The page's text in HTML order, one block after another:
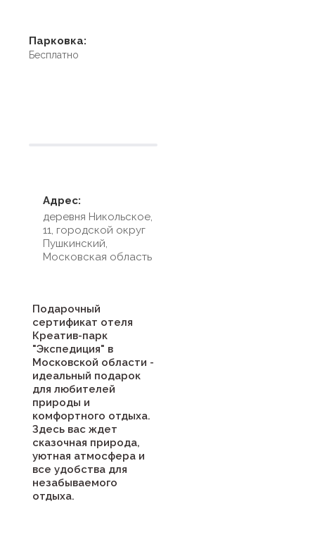
Парковка:
Бесплатно
Адрес:
деревня Никольское,
11, городской округ
Пушкинский,
Московская область
Подарочный
сертификат отеля
Креатив-парк
"Экспедиция" в
Московской области -
идеальный подарок
для любителей
природы и
комфортного отдыха.
Здесь вас ждет
сказочная природа,
уютная атмосфера и
все удобства для
незабываемого
отдыха.